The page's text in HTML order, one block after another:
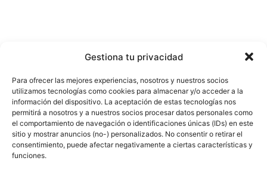
Gestiona tu privacidad
Para ofrecer las mejores experiencias, nosotros y nuestros socios
utilizamos tecnologías como cookies para almacenar y/o acceder a la
información del dispositivo. La aceptación de estas tecnologías nos
permitirá a nosotros y a nuestros socios procesar datos personales como
el comportamiento de navegación o identificaciones únicas (IDs) en este
sitio y mostrar anuncios (no-) personalizados. No consentir o retirar el
consentimiento, puede afectar negativamente a ciertas características y
funciones.